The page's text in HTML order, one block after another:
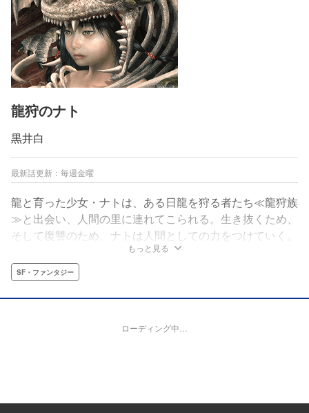
龍狩のナト
黒井白
最新話更新：毎週金曜
龍と育った少女・ナトは、ある日龍を狩る者たち≪龍狩族
≫と出会い、人間の里に連れてこられる。生き抜くため、
そして復讐のため、ナトは人間としての力をつけていく。
一方、同年代の友人とも呼べる者もでき始め――…。黒井
白の描く、壮大精緻な超規格外ファンタジー爆誕!!
もっと見る
SF・ファンタジー
ローディング中…